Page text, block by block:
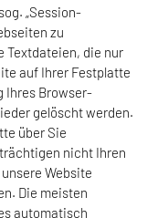
„Session-
zu
Textdateien, die nur
auf Ihrer Festplatte
Ihres Browser-
gelöscht werden.
über Sie
nicht Ihren
Website
Die meisten
automatisch